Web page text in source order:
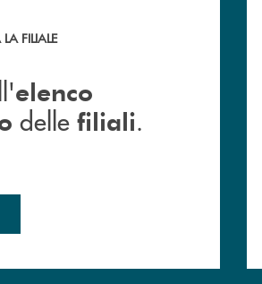
completo delle filiali .
FILIALE
elenco
delle filiali.